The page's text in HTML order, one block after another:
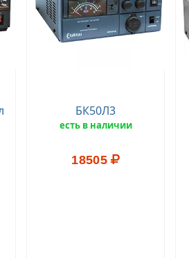
БК50Л3
есть в наличии
18505